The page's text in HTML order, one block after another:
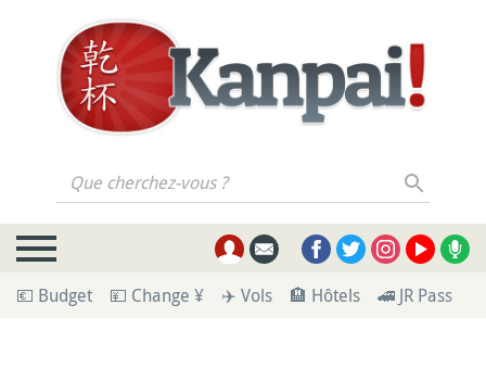
Que cherchez-vous ?
💶 Budget 💴 Change ¥ ✈️ Vols 🏨 Hôtels 🚄 JR Pass